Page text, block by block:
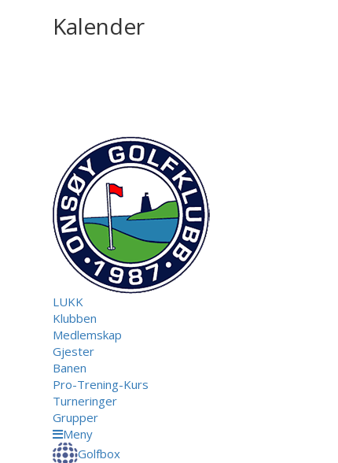
Kalender
LUKK
Klubben
Medlemskap
Gjester
Banen
Pro-Trening-Kurs
Turneringer
Grupper
Meny
Golfbox